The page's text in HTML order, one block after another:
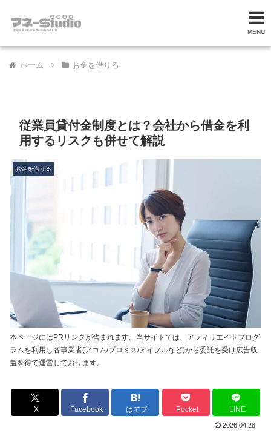
MENU
ホーム お金を借りる
従業員貸付金制度とは？会社から借金を利
用するリスクも併せて解説
本ページにはPRリンクが含まれます。当サイトでは、アフィリエイトプログ
ラムを利用し各事業者(アコム/プロミス/アイフルなど)から委託を受け広告収
益を得て運営しております。
お金を借りる
X Facebook はてブ Pocket LINE
2026.04.28